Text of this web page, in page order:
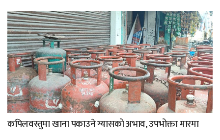
कपिलवस्तुमा खाना पकाउने ग्यासको अभाव, उपभोक्ता मारमा